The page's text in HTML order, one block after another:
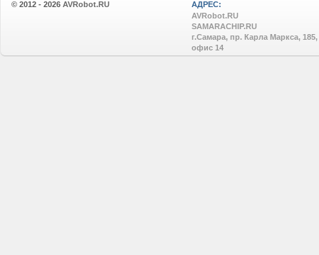
© 2012 - 2026 AVRobot.RU
АДРЕС:
AVRobot.RU
SAMARACHIP.RU
г.Самара, пр. Карла Маркса, 185,
офис 14